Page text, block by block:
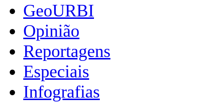
GeoURBI
Opinião
Reportagens
Especiais
Infografias